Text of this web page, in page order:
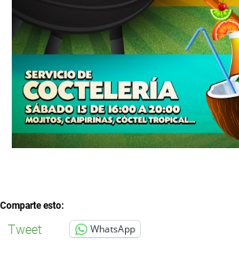
Comparte esto:
Tweet WhatsApp